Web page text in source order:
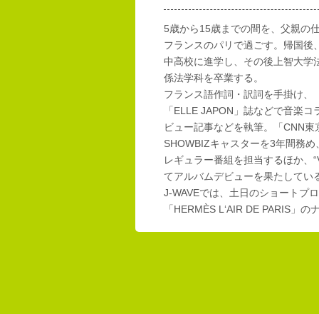
5歳から15歳までの間を、父親の
フランスのパリで過ごす。帰国後
中高校に進学し、その後上智大学
係法学科を卒業する。
フランス語作詞・訳詞を手掛け、
「ELLE JAPON」誌などで音楽コ
ビュー記事などを執筆。「CNN東
SHOWBIZキャスターを3年間務め
レギュラー番組を担当するほか、
てアルバムデビューを果たしてい
J-WAVEでは、土日のショートプ
「HERMÈS L‘AIR DE PARIS」